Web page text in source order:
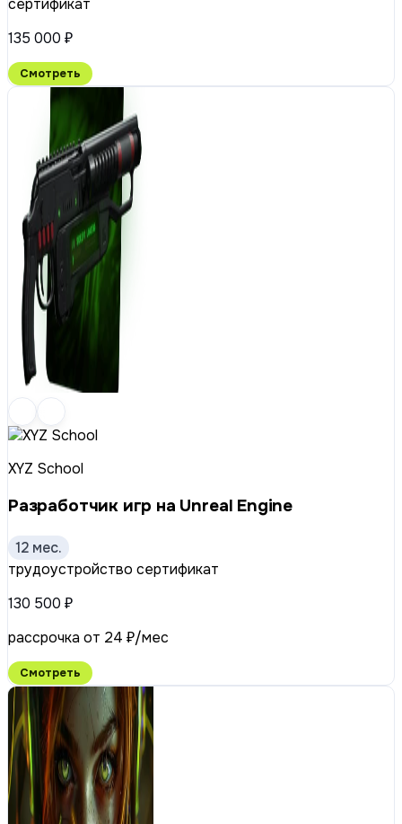
сертификат
135 000 ₽
Смотреть
XYZ School
Разработчик игр на Unreal Engine
12 мес.
трудоустройство сертификат
130 500 ₽
рассрочка от 24 ₽/мес
Смотреть